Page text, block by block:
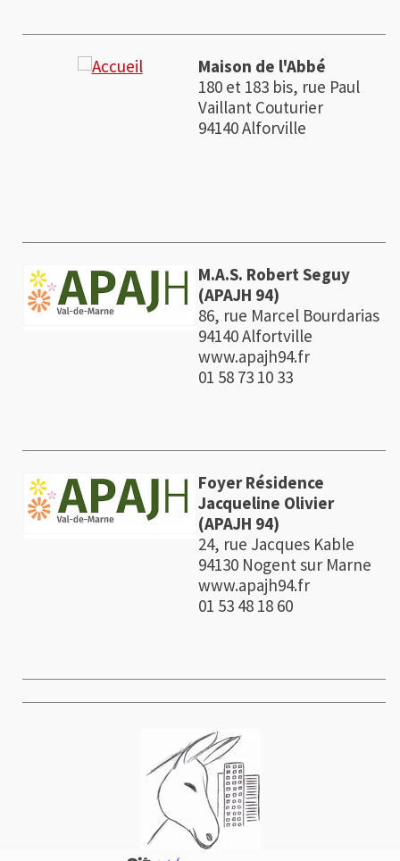
Maison de l'Abbé
180 et 183 bis, rue Paul
Vaillant Couturier
94140 Alforville
M.A.S. Robert Seguy
(APAJH 94)
86, rue Marcel Bourdarias
94140 Alfortville
www.apajh94.fr
01 58 73 10 33
Foyer Résidence
Jacqueline Olivier
(APAJH 94)
24, rue Jacques Kable
94130 Nogent sur Marne
www.apajh94.fr
01 53 48 18 60